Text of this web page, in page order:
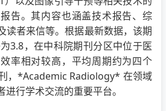
告。其内容也涵盖技术报告、综
读者来信等。根据最新数据，该期
3.8，在中科院期刊分区中位于医
率相对较高，平均周期约为四个
，*Academic Radiology* 在领域
行学术交流的重要平台。